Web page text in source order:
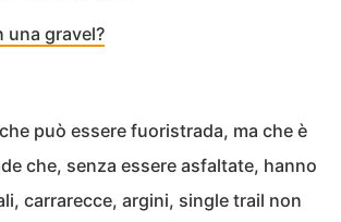
una gravel?
può essere fuoristrada, ma che è
che, senza essere asfaltate, hanno
carrarecce, argini, single trail non